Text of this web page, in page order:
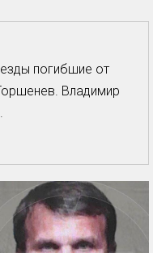
погибшие от
Владимир